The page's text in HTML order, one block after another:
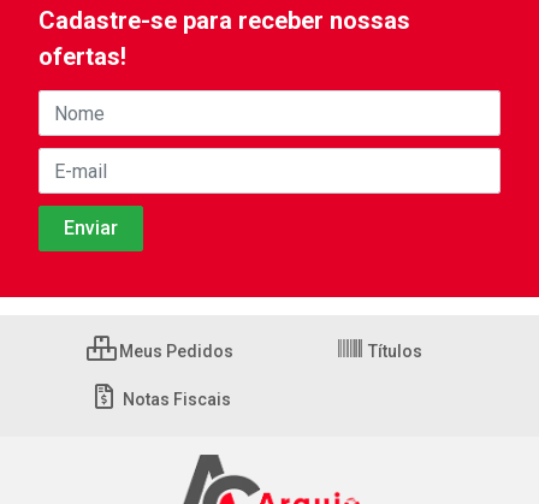
Cadastre-se para receber nossas
ofertas!
Meus Pedidos Títulos
Notas Fiscais